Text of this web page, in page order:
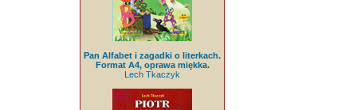
Pan Alfabet i zagadki o literkach.
Format A4, oprawa miękka.
Lech Tkaczyk